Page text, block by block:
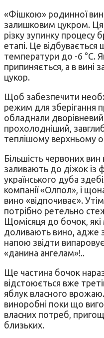
«Фішкою» родинної
залишковим цукром. Ця
різку зупинку процесу
етапі. Це
температури до -6 °С.
припиняється, а в вині
цукор.
Щоб забезпечити
режим для зберігання
обладнали дворівневий
прохолодніший,
теплішому верхньому
Більшість червоних
заливають до діжок із
українського дуба
компанії «Олпол», і
вино «відпочиває».
потрібно ретельно
Щомісяця до бочок,
доливають вино, адже
напою звідти
«данина ангелам»!..
Ще частина бочок
відстоюється вже
яблук власного
виноробні поки що
власних потреб,
близьких.